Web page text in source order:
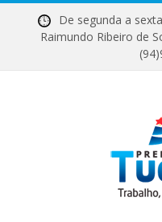
De segunda a
Raimundo Ribeiro